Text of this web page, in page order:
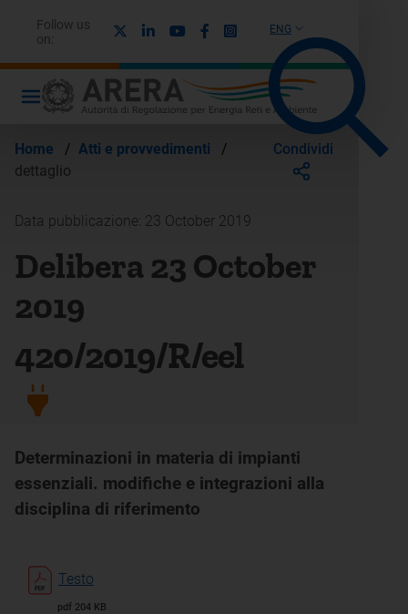
ENG
Follow us
on:
LinkedinYoutubeFacebook
Instagram
Home / Atti e provvedimenti
/
dettaglio
Condividi
Data pubblicazione: 23 October 2019
Delibera 23 October
2019
420/2019/R/eel
Determinazioni in materia di impianti
essenziali. modifiche e integrazioni alla
disciplina di riferimento
Testo
pdf 204 KB